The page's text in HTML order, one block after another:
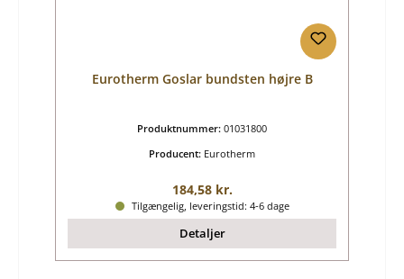
Eurotherm Goslar bundsten højre B
Produktnummer: 01031800
Producent: Eurotherm
Almindelig pris:
184,58 kr.
Tilgængelig, leveringstid: 4-6 dage
Detaljer